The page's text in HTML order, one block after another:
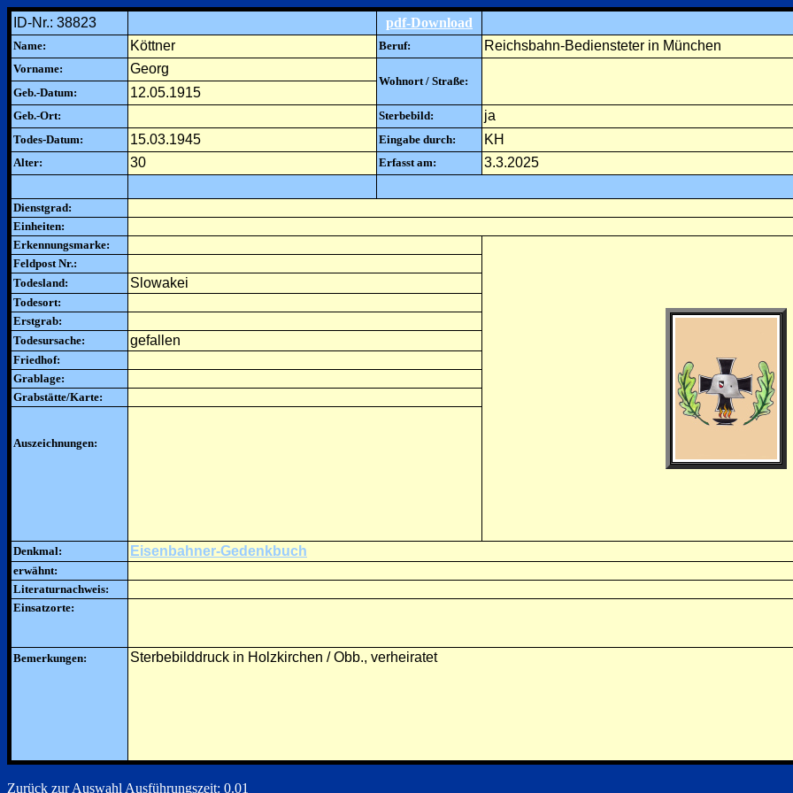
ID-Nr.: 38823 pdf-Download
Name: Köttner Beruf: Reichsbahn-Bediensteter in München
Vorname: Georg
Wohnort / Straße:
Geb.-Datum:
12.05.1915
Geb.-Ort: Sterbebild: ja
Todes-Datum: 15.03.1945 Eingabe durch: KH
Alter: 30 Erfasst am: 3.3.2025
Dienstgrad:
Einheiten:
Erkennungsmarke:
Feldpost Nr.:
Todesland:
Slowakei
Todesort:
Erstgrab:
Todesursache:
gefallen
Friedhof:
Grablage:
Grabstätte/Karte:
Auszeichnungen:
Denkmal: Eisenbahner-Gedenkbuch
erwähnt:
Literaturnachweis:
Einsatzorte:
Bemerkungen: Sterbebilddruck in Holzkirchen / Obb., verheiratet
Zurück zur Auswahl Ausführungszeit: 0.01